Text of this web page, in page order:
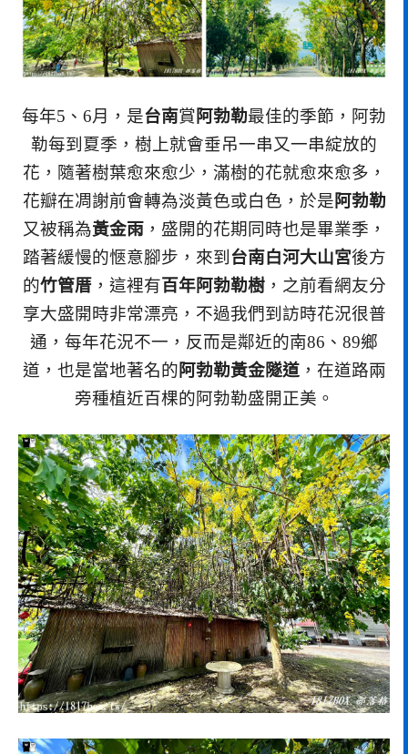
每年5、6月，是台南賞阿勃勒最佳的季節，阿勃
勒每到夏季，樹上就會垂吊一串又一串綻放的
花，隨著樹葉愈來愈少，滿樹的花就愈來愈多，
花瓣在凋謝前會轉為淡黃色或白色，於是阿勃勒
又被稱為黃金雨，盛開的花期同時也是畢業季，
踏著緩慢的愜意腳步，來到 台南白河大山宮後方
的竹管厝，這裡有百年阿勃勒樹，之前看網友分
享大盛開時非常漂亮，不過我們到訪時花況很普
通，每年花況不一，反而是鄰近的南86、89鄉
道，也是當地著名的阿勃勒黃金隧道，在道路兩
旁種植近百棵的阿勃勒盛開正美。